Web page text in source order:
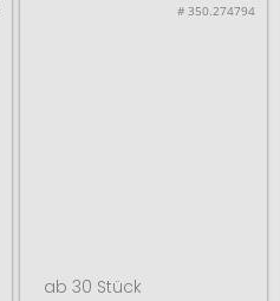
# 350.274794
ab 30 Stück